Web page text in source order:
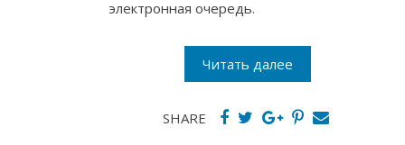
электронная очередь.
Читать далее
SHARE